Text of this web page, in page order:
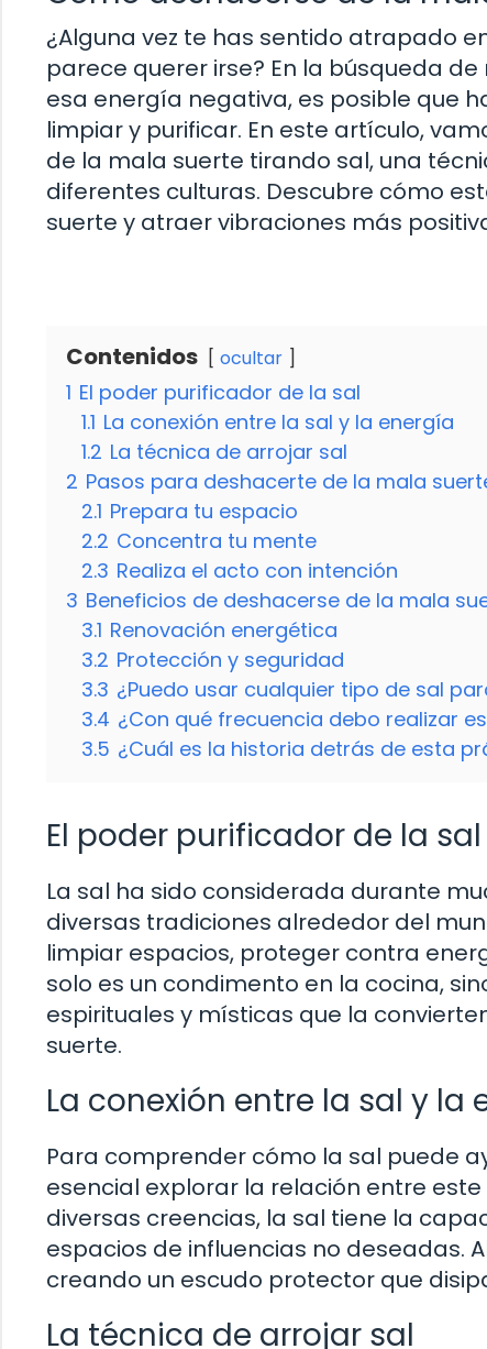
¿Alguna vez te has sentido atrapado
parece querer irse? En la búsqueda
esa energía negativa, es posible que
limpiar y purificar. En este artículo,
de la mala suerte tirando sal, una
diferentes culturas. Descubre cómo
suerte y atraer vibraciones más
Contenidos ocultar
1 El poder purificador de la sal
1.1 La conexión entre la sal y la energía
1.2 La técnica de arrojar sal
2 Pasos para deshacerte de la mala
2.1 Prepara tu espacio
2.2 Concentra tu mente
2.3 Realiza el acto con intención
3 Beneficios de deshacerse de la mala
3.1 Renovación energética
3.2 Protección y seguridad
3.3 ¿Puedo usar cualquier tipo de sal
3.4 ¿Con qué frecuencia debo realizar
3.5 ¿Cuál es la historia detrás de esta
El poder purificador de la sal
La sal ha sido considerada durante
diversas tradiciones alrededor del
limpiar espacios, proteger contra
solo es un condimento en la cocina,
espirituales y místicas que la
suerte.
La conexión entre la sal y la
Para comprender cómo la sal puede
esencial explorar la relación entre
diversas creencias, la sal tiene la
espacios de influencias no deseadas.
creando un escudo protector que
La técnica de arrojar sal